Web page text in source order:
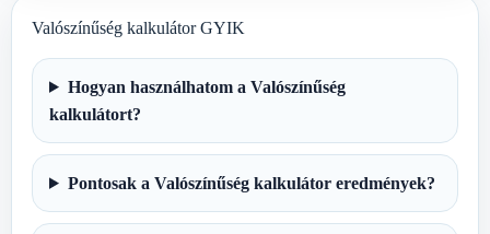
Valószínűség kalkulátor GYIK
Hogyan használhatom a Valószínűség
kalkulátort?
Pontosak a Valószínűség kalkulátor eredmények?